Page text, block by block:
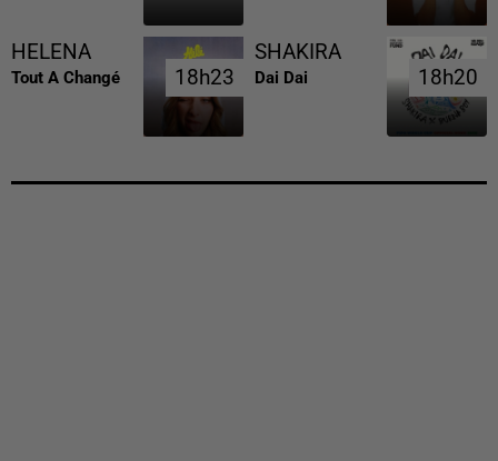
HELENA
Tout A Changé 18h23
18h23
SHAKIRA
Dai Dai 18h20
18h20